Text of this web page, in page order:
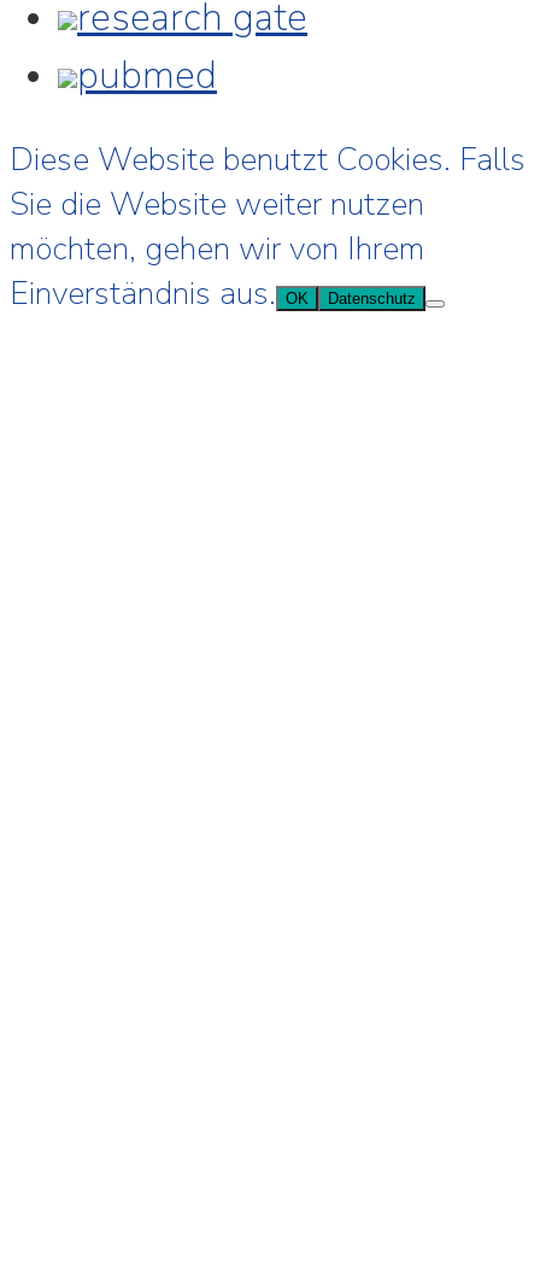
research gate
pubmed
Diese Website benutzt Cookies. Falls
Sie die Website weiter nutzen
möchten, gehen wir von Ihrem
Einverständnis aus.
OK Datenschutz